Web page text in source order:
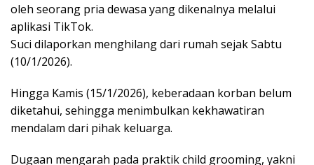
oleh seorang pria dewasa yang dikenalnya melalui
aplikasi TikTok.
Suci dilaporkan menghilang dari rumah sejak Sabtu
(10/1/2026).
Hingga Kamis (15/1/2026), keberadaan korban belum
diketahui, sehingga menimbulkan kekhawatiran
mendalam dari pihak keluarga.
Dugaan mengarah pada praktik child grooming, yakni